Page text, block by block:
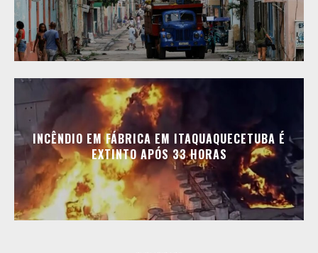
INCÊNDIO EM FÁBRICA EM ITAQUAQUECETUBA É
EXTINTO APÓS 33 HORAS